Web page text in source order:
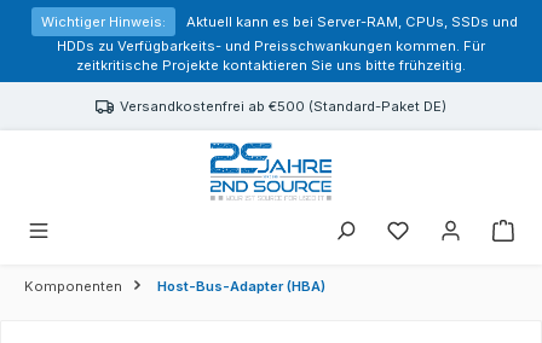
springen
Wichtiger Hinweis:
Aktuell kann es bei Server-RAM, CPUs, SSDs und
HDDs zu Verfügbarkeits- und Preisschwankungen kommen. Für
zeitkritische Projekte kontaktieren Sie uns bitte frühzeitig.
Versandkostenfrei ab €500 (Standard-Paket DE)
Sie haben 0
Komponenten Host-Bus-Adapter (HBA)